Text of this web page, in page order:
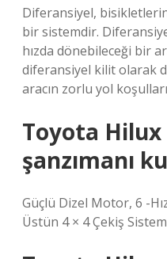
Diferansiyel,
bir sistemdir.
hızda dönebileceği bir
diferansiyel kilit olarak
aracın zorlu yol
Toyota
şanzımanı
Güçlü Dizel Motor, 6 -
Üstün 4 × 4 Çekiş